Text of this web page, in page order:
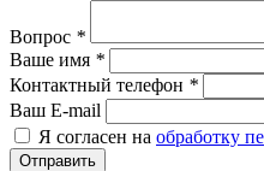
Вопрос *
Ваше имя *
Контактный телефон *
Ваш E-mail
Я согласен на обработку
Отправить